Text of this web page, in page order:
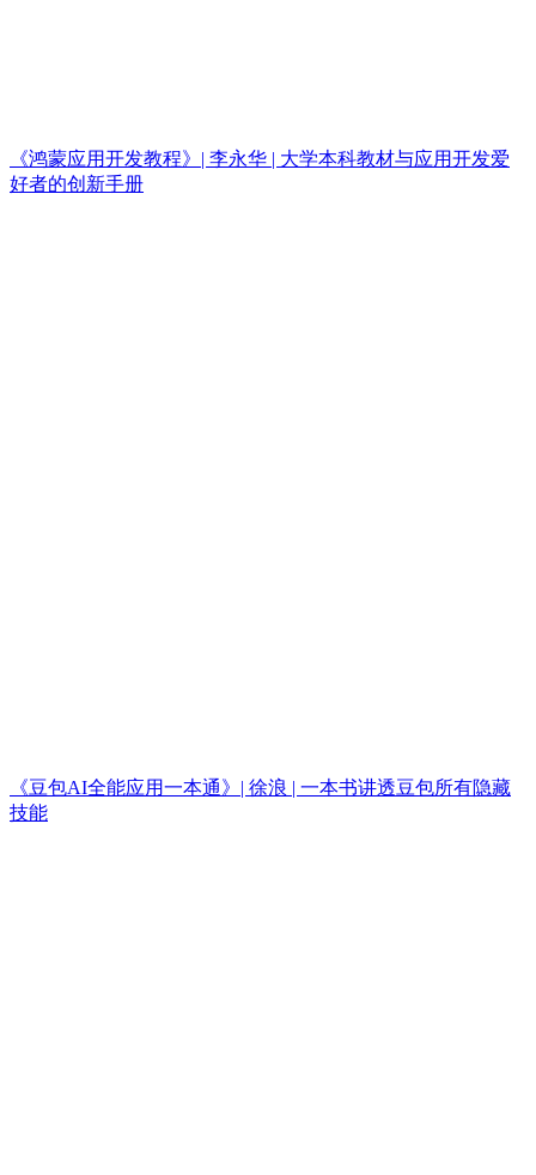
《鸿蒙应用开发教程》| 李永华 | 大学本科教材与应用开发爱
好者的创新手册
《豆包AI全能应用一本通》| 徐浪 | 一本书讲透豆包所有隐藏
技能